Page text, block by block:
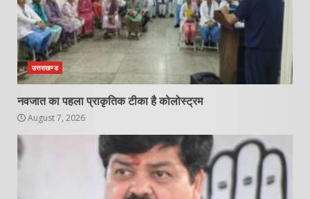
उत्तराखण्ड
नवजात का पहला प्राकृतिक टीका है कोलोस्ट्रम
August 7, 2026